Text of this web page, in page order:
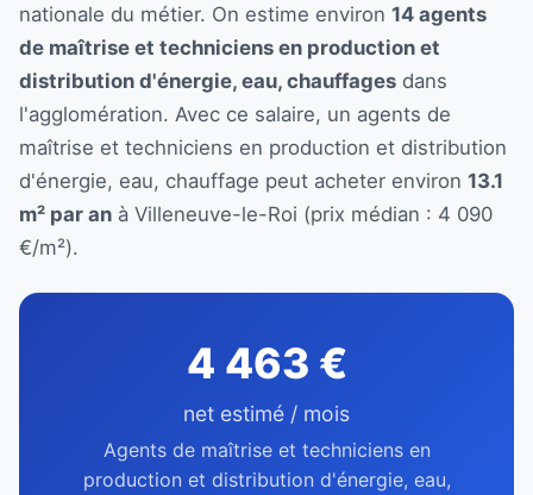
nationale du métier. On estime environ 14 agents
de maîtrise et techniciens en production et
distribution d'énergie, eau, chauffages dans
l'agglomération. Avec ce salaire, un agents de
maîtrise et techniciens en production et distribution
d'énergie, eau, chauffage peut acheter environ 13.1
m² par an à Villeneuve-le-Roi (prix médian : 4 090
€/m²).
4 463 €
net estimé / mois
Agents de maîtrise et techniciens en
production et distribution d'énergie, eau,